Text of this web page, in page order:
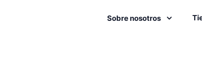
Sobre nosotros